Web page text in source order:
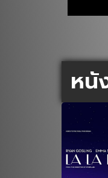
หนั